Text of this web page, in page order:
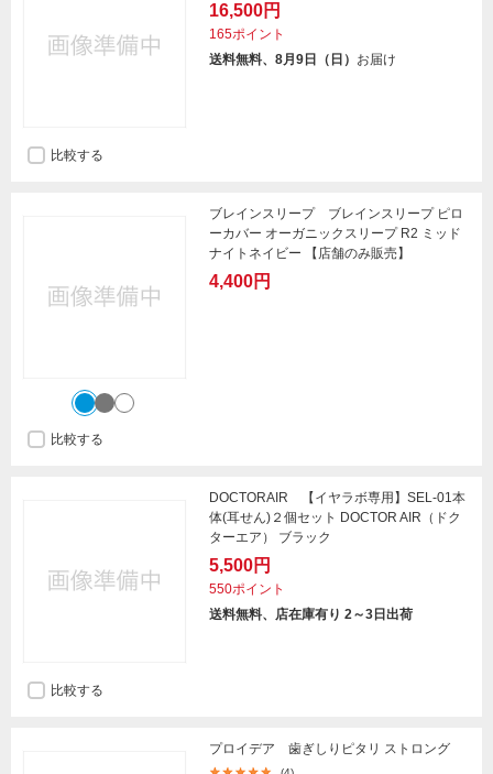
16,500円
165ポイント
送料無料、8月9日（日） お届け
比較する
ブレインスリープ ブレインスリープ ピロ
ーカバー オーガニックスリープ R2 ミッド
ナイトネイビー 【店舗のみ販売】
4,400円
比較する
DOCTORAIR 【イヤラボ専用】SEL-01本
体(耳せん)２個セット DOCTOR AIR（ドク
ターエア） ブラック
5,500円
550ポイント
送料無料、店在庫有り 2～3日出荷
比較する
プロイデア 歯ぎしりピタリ ストロング